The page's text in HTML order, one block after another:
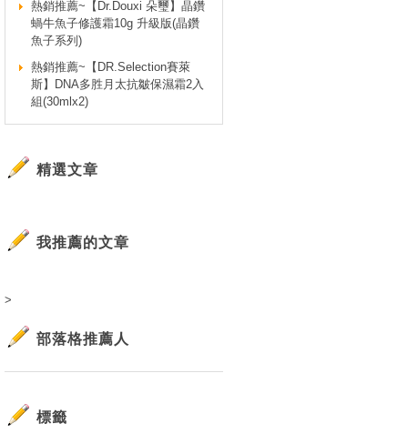
熱銷推薦~【Dr.Douxi 朵璽】晶鑽
蝸牛魚子修護霜10g 升級版(晶鑽
魚子系列)
熱銷推薦~【DR.Selection賽萊
斯】DNA多胜月太抗皺保濕霜2入
組(30mlx2)
精選文章
我推薦的文章
>
部落格推薦人
標籤